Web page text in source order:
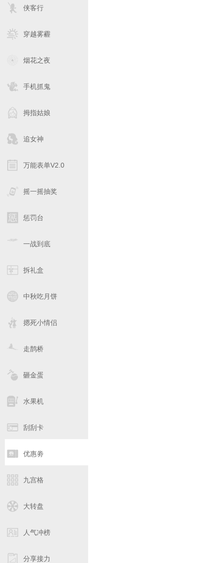
侠客行
穿越雾霾
烟花之夜
手机抓鬼
拇指姑娘
追女神
万能表单V2.0
摇一摇抽奖
惩罚台
一战到底
拆礼盒
中秋吃月饼
摁死小情侣
走鹊桥
砸金蛋
水果机
刮刮卡
优惠劵
九宫格
大转盘
人气冲榜
分享接力